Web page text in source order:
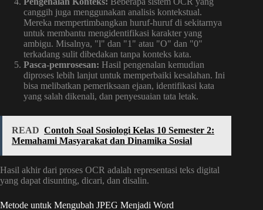
canggih juga menggunakan analisis kontekstual.
Mereka mempertimbangkan huruf-huruf di sekitarnya
untuk membantu mengidentifikasi karakter yang
ambigu. Misalnya, "l" dan "1" atau "O" dan "0"
terkadang sulit dibedakan tanpa konteks kata.
Pasca-pemrosesan: Hasil pengenalan kemudian
diproses lebih lanjut untuk memperbaiki kesalahan. Ini
bisa melibatkan pemeriksaan ejaan, identifikasi kata
yang salah dikenali, dan penyesuaian tata letak.
READ Contoh Soal Sosiologi Kelas 10 Semester 2:
Memahami Masyarakat dan Dinamika Sosial
Hasil akhir dari proses OCR adalah representasi teks digital
yang dapat disunting, dicari, dan disalin.
Metode untuk Mengubah JPEG Menjadi Word